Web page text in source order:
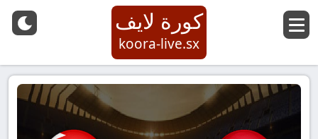
كورة لايف
koora-live.sx